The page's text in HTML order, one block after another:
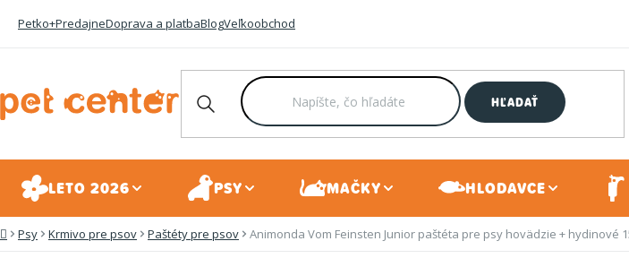
Petko+PredajneDoprava a platbaBlogVeľkoobchod
HĽADAŤ
LETO 2026 PSY MAČKY HLODAVCE
Domov
Psy Krmivo pre psov Paštéty pre psov Animonda Vom Feinsten Junior paštéta pre psy hovädzie + hydinové